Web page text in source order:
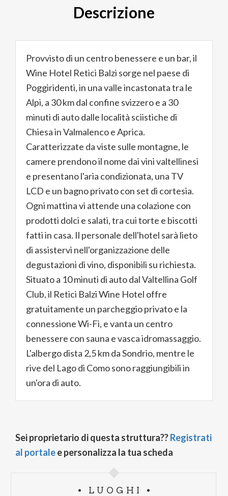
Descrizione
Provvisto di un centro benessere e un bar, il
Wine Hotel Retici Balzi sorge nel paese di
Poggiridenti, in una valle incastonata tra le
Alpi, a 30 km dal confine svizzero e a 30
minuti di auto dalle località sciistiche di
Chiesa in Valmalenco e Aprica.
Caratterizzate da viste sulle montagne, le
camere prendono il nome dai vini valtellinesi
e presentano l'aria condizionata, una TV
LCD e un bagno privato con set di cortesia.
Ogni mattina vi attende una colazione con
prodotti dolci e salati, tra cui torte e biscotti
fatti in casa. Il personale dell'hotel sarà lieto
di assistervi nell'organizzazione delle
degustazioni di vino, disponibili su richiesta.
Situato a 10 minuti di auto dal Valtellina Golf
Club, il Retici Balzi Wine Hotel offre
gratuitamente un parcheggio privato e la
connessione Wi-Fi, e vanta un centro
benessere con sauna e vasca idromassaggio.
L'albergo dista 2,5 km da Sondrio, mentre le
rive del Lago di Como sono raggiungibili in
un'ora di auto.
Sei proprietario di questa struttura??Registrati
al portalee personalizza la tua scheda
LUOGHI